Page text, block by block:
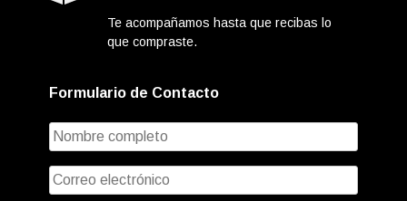
Te acompañamos hasta que recibas lo
que compraste.
Formulario de Contacto